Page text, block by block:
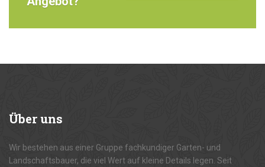
Überuns
Wir bestehen aus einer Gruppe fachkundiger Garten- und
Landschaftsbauer, die viel Wert auf kleine Details legen. Seit